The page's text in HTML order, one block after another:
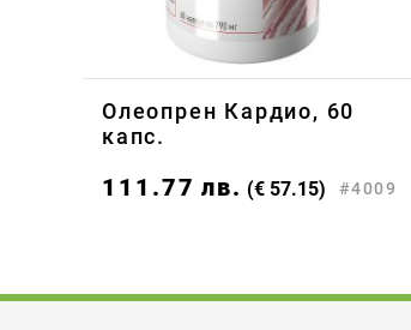
Олеопрен Кардио, 60
капс.
111.77 лв. (€ 57.15) #4009